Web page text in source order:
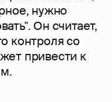
нужно
Он считает,
контроля со
привести к